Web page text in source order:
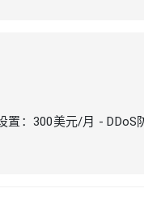
置：300美元/月 -